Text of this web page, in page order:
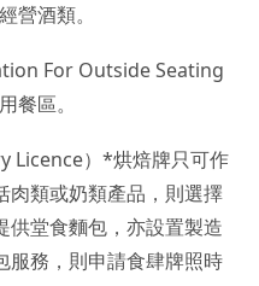
營酒類。
For Outside Seating
區。
Licence）*烘焙牌只可作
肉類或奶類產品，則選擇
供堂食麵包，亦設置製造
服務，則申請食肆牌照時